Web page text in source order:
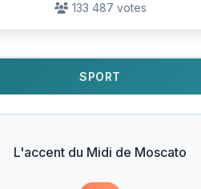
133 487 votes
SPORT
L'accent du Midi de Moscato